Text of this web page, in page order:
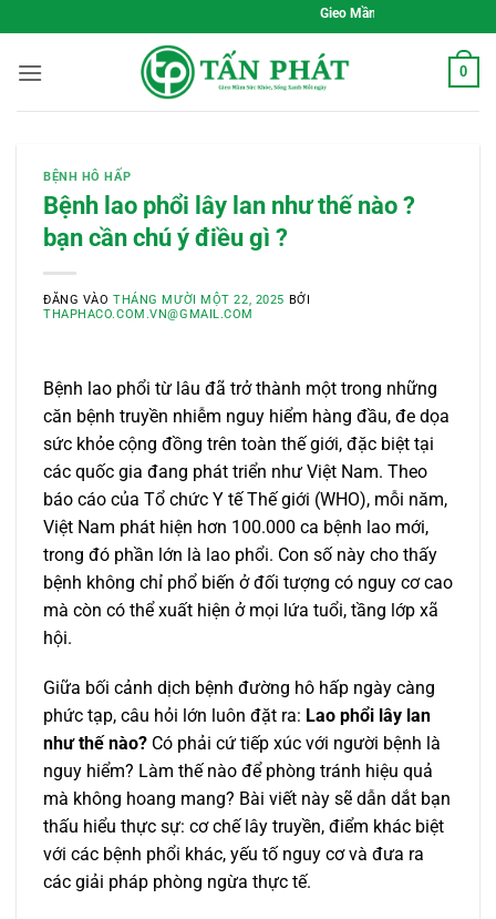
qua
nội
Gieo Mầm Sức Khỏe, Sống Xanh Mỗi
0
BỆNH HÔ HẤP
Bệnh lao phổi lây lan như thế nào ?
bạn cần chú ý điều gì ?
ĐĂNG VÀOTHÁNG MƯỜI MỘT 22, 2025 BỞI
THAPHACO.COM.VN@GMAIL.COM
Bệnh lao phổi từ lâu đã trở thành một trong những
căn bệnh truyền nhiễm nguy hiểm hàng đầu, đe dọa
sức khỏe cộng đồng trên toàn thế giới, đặc biệt tại
các quốc gia đang phát triển như Việt Nam. Theo
báo cáo của Tổ chức Y tế Thế giới (WHO), mỗi năm,
Việt Nam phát hiện hơn 100.000 ca bệnh lao mới,
trong đó phần lớn là lao phổi. Con số này cho thấy
bệnh không chỉ phổ biến ở đối tượng có nguy cơ cao
mà còn có thể xuất hiện ở mọi lứa tuổi, tầng lớp xã
hội.
Giữa bối cảnh dịch bệnh đường hô hấp ngày càng
phức tạp, câu hỏi lớn luôn đặt ra: Lao phổi lây lan
như thế nào? Có phải cứ tiếp xúc với người bệnh là
nguy hiểm? Làm thế nào để phòng tránh hiệu quả
mà không hoang mang? Bài viết này sẽ dẫn dắt bạn
thấu hiểu thực sự: cơ chế lây truyền, điểm khác biệt
với các bệnh phổi khác, yếu tố nguy cơ và đưa ra
các giải pháp phòng ngừa thực tế.